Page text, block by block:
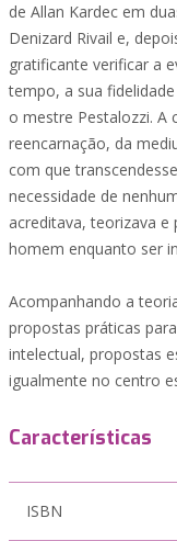
de Allan Kardec em
Denizard Rivail e,
gratificante verificar a
tempo, a sua
o mestre Pestalozzi. A
reencarnação, da
com que
necessidade de
acreditava, teorizava
homem enquanto ser
Acompanhando a
propostas práticas
intelectual, propostas
igualmente no centro
Características
ISBN